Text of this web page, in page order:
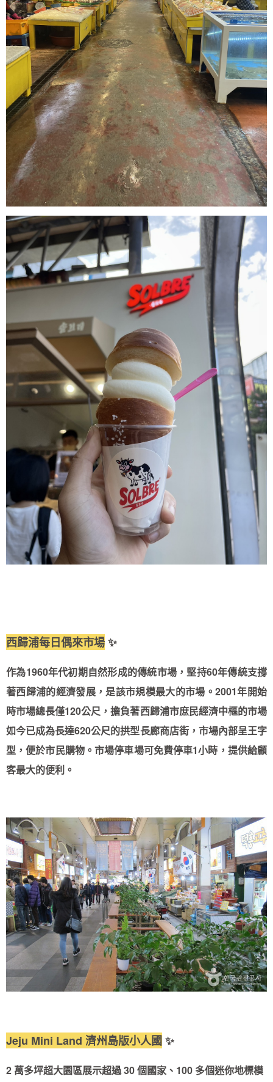
西歸浦每日偶來市場✨
作為1960年代初期自然形成的傳統市場，堅持60年傳統支撐
著西歸浦的經濟發展，是該市規模最大的市場。2001年開始
時市場總長僅120公尺，擔負著西歸浦市庶民經濟中樞的市場
如今已成為長達620公尺的拱型長廊商店街，市場內部呈王字
型，便於市民購物。市場停車場可免費停車1小時，提供給顧
客最大的便利。
Jeju Mini Land 濟州島版小人國✨
2 萬多坪超大園區展示超過 30 個國家、100 多個迷你地標模